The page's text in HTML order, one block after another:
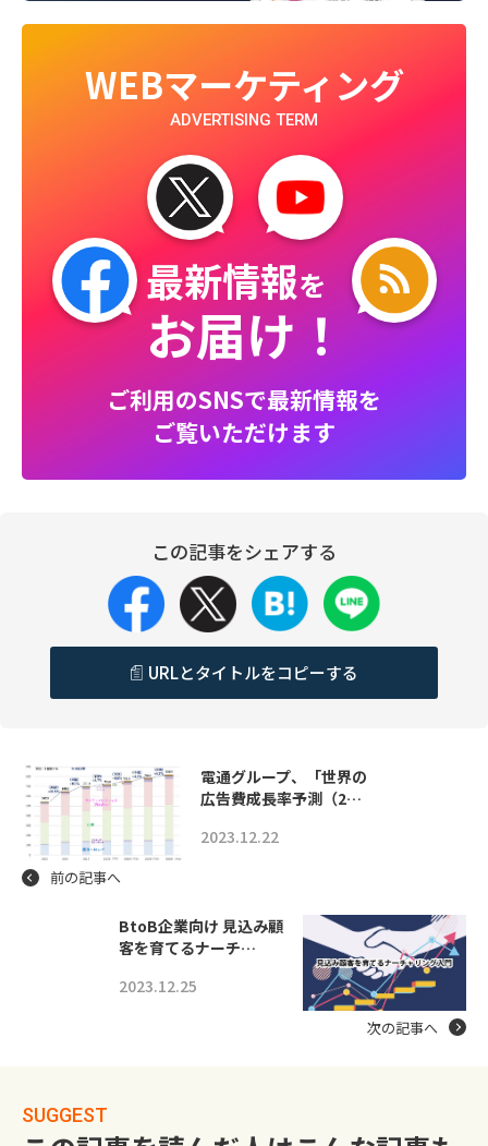
WEBマーケティング
ADVERTISING TERM
最新情報を
お届け！
ご利用のSNSで最新情報を
ご覧いただけます
この記事をシェアする
URLとタイトルをコピーする
電通グループ、「世界の
広告費成長率予測（2…
2023.12.22
前の記事へ
BtoB企業向け 見込み顧
客を育てるナーチ…
2023.12.25
次の記事へ
SUGGEST